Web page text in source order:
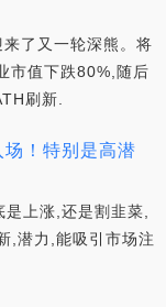
了又一轮深熊。将
市值下跌80%,随后
刷新.
！特别是高潜
上涨,还是割韭菜,
,潜力,能吸引市场注